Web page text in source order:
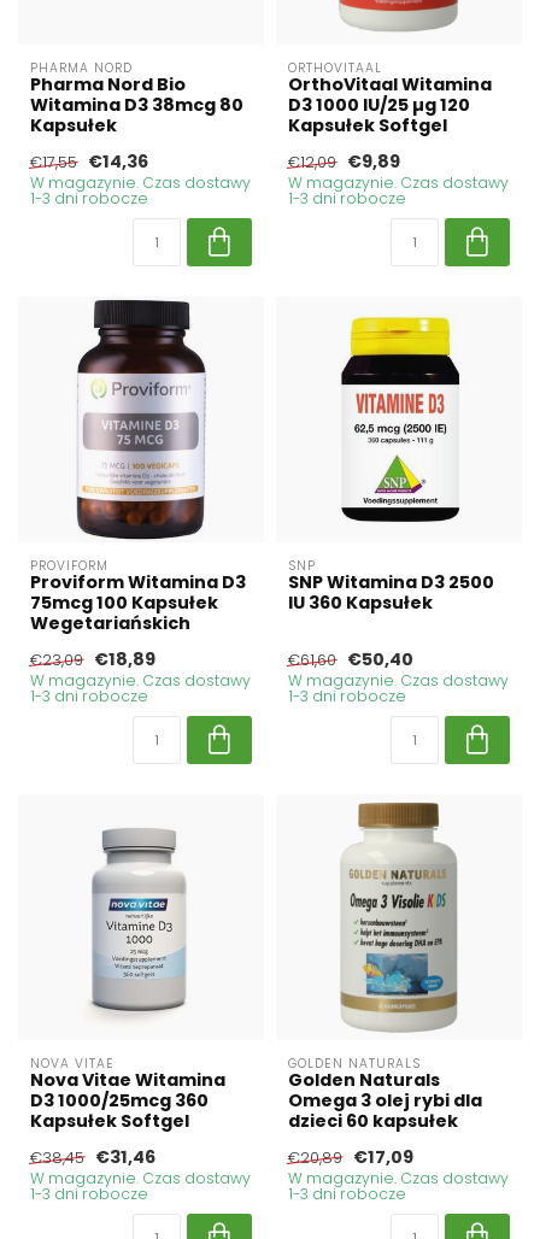
PHARMA NORD
Pharma Nord Bio
Witamina D3 38mcg 80
Kapsułek
€17,55 €14,36
W magazynie. Czas dostawy
1-3 dni robocze
ORTHOVITAAL
OrthoVitaal Witamina
D3 1000 IU/25 µg 120
Kapsułek Softgel
€12,09 €9,89
W magazynie. Czas dostawy
1-3 dni robocze
PROVIFORM
Proviform Witamina D3
75mcg 100 Kapsułek
Wegetariańskich
€23,09 €18,89
W magazynie. Czas dostawy
1-3 dni robocze
SNP
SNP Witamina D3 2500
IU 360 Kapsułek
€61,60 €50,40
W magazynie. Czas dostawy
1-3 dni robocze
NOVA VITAE
Nova Vitae Witamina
D3 1000/25mcg 360
Kapsułek Softgel
€38,45 €31,46
W magazynie. Czas dostawy
1-3 dni robocze
GOLDEN NATURALS
Golden Naturals
Omega 3 olej rybi dla
dzieci 60 kapsułek
€20,89 €17,09
W magazynie. Czas dostawy
1-3 dni robocze